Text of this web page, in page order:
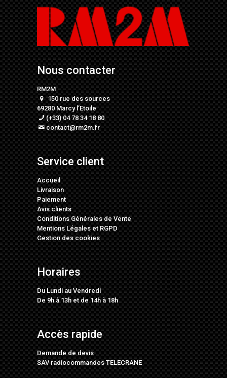
Nous contacter
RM2M
150 rue des sources
69280 Marcy l’Etoile
(+33) 04 78 34 18 80
contact@rm2m.fr
Service client
Accueil
Livraison
Paiement
Avis clients
Conditions Générales de Vente
Mentions LégalesetRGPD
Gestion des cookies
Horaires
Du Lundi au Vendredi
De 9h à 13h et de 14h à 18h
Accès rapide
Demande de devis
SAV radiocommandes TELECRANE